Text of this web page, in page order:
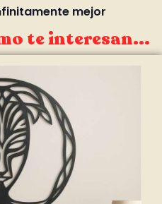
mejor
te interesan...